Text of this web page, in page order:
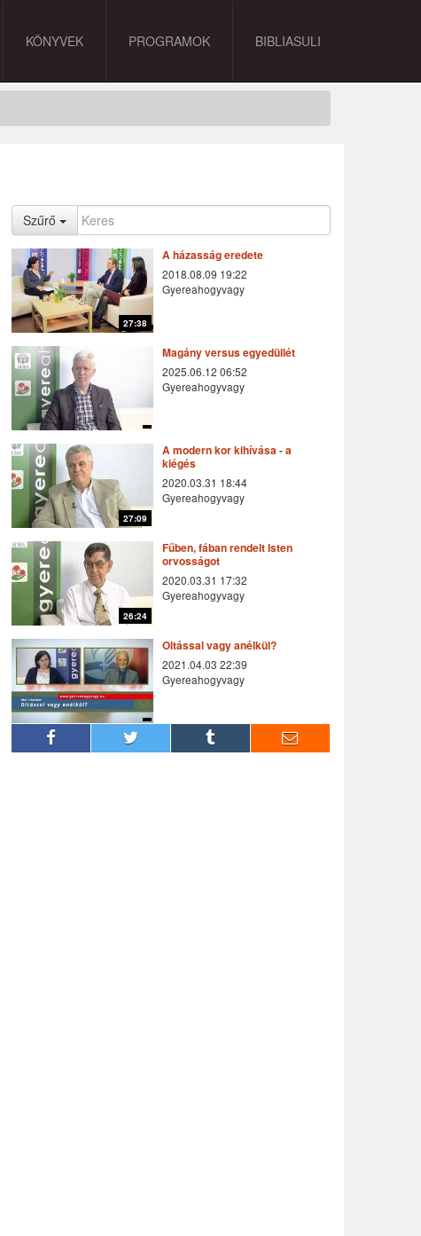
KÖNYVEK PROGRAMOK BIBLIASULI
Szűrő
27:38
A házasság eredete
2018.08.09 19:22
Gyereahogyvagy
Magány versus egyedüllét
2025.06.12 06:52
Gyereahogyvagy
27:09
A modern kor kihívása - a
kiégés
2020.03.31 18:44
Gyereahogyvagy
26:24
Fűben, fában rendelt Isten
orvosságot
2020.03.31 17:32
Gyereahogyvagy
Oltással vagy anélkül?
2021.04.03 22:39
Gyereahogyvagy